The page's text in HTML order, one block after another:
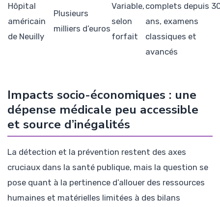
Hôpital
américain
de Neuilly
Plusieurs
milliers d’euros
Variable,
selon
forfait
complets depuis
ans, examens
classiques et
avancés
Impacts socio-économiques : une
dépense médicale peu accessible
et source d’inégalités
La détection et la prévention restent des axes
cruciaux dans la santé publique, mais la question se
pose quant à la pertinence d’allouer des ressources
humaines et matérielles limitées à des bilans